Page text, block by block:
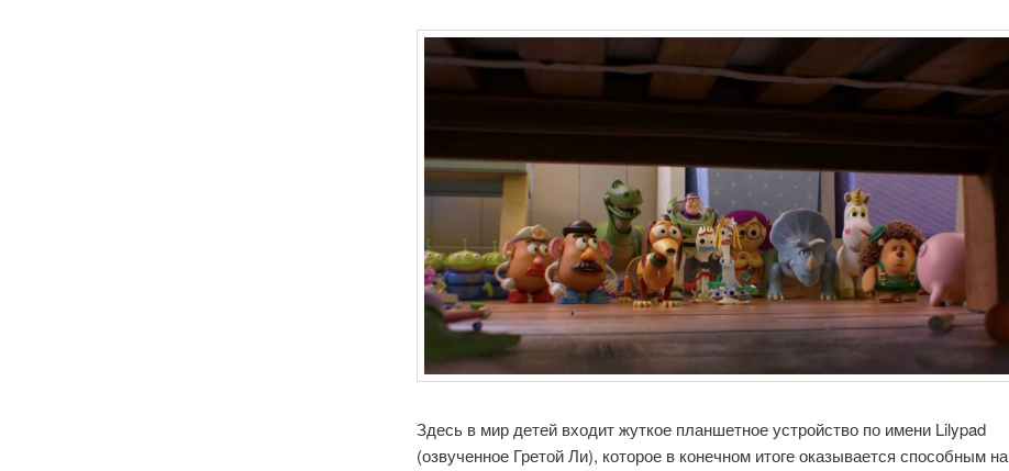
Здесь в мир детей входит жуткое планшетное устройство по имени Lilypad
(озвученное Гретой Ли), которое в конечном итоге оказывается способным на